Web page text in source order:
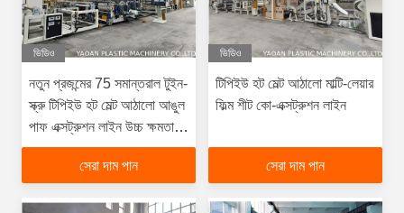
ভিডিও
নতুন প্রজন্মের 75 সমান্তরাল টুইন-
স্ক্রু টিপিইউ হট মেল্ট আঠালো আঙুল
পাফ এক্সট্রুশন লাইন উচ্চ ক্ষমতা
একচেটিয়া মডেল
সেরা দাম পান
ভিডিও
টিপিইউ হট মেল্ট আঠালো মাল্টি-লেয়ার
ফিল্ম শীট কো-এক্সট্রুশন লাইন
সেরা দাম পান